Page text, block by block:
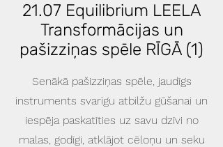
21.07 Equilibrium LEELA
Transformācijas un
pašizziņas spēle RĪGĀ (1)
Senākā pašizziņas spēle, jaudīgs
instruments svarīgu atbilžu gūšanai un
iespēja paskatīties uz savu dzīvi no
malas, godīgi, atklājot cēloņu un seku